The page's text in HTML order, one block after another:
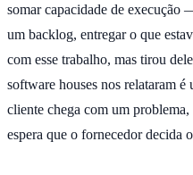
somar capacidade de
um backlog, entregar o que
com esse trabalho, mas tirou
software houses nos relataram
cliente chega com um
espera que o fornecedor decida